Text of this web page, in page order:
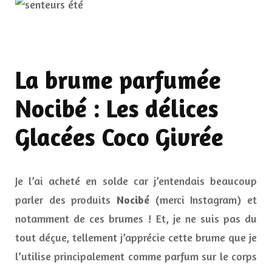
La brume parfumée
Nocibé : Les délices
Glacées Coco Givrée
Je l’ai acheté en solde car j’entendais beaucoup
parler des produits Nocibé (merci Instagram) et
notamment de ces brumes ! Et, je ne suis pas du
tout déçue, tellement j’apprécie cette brume que je
l’utilise principalement comme parfum sur le corps